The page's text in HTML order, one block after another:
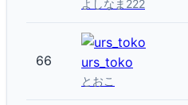
よしなま222
66 urs_toko
とおこ